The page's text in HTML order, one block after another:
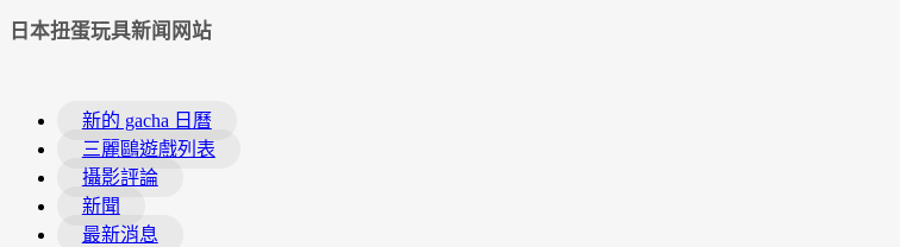
日本扭蛋玩具新闻网站
新的 gacha 日曆
三麗鷗遊戲列表
攝影評論
新聞
最新消息